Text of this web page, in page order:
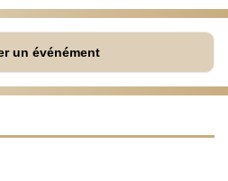
un événément